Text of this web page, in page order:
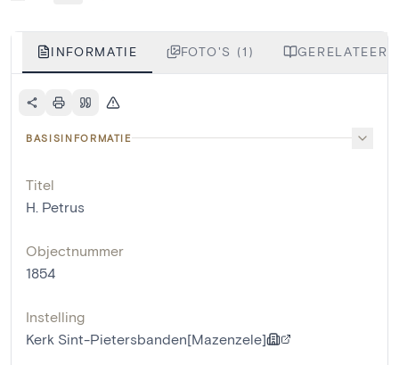
INFORMATIE FOTO'S (1)
BASISINFORMATIE
Titel
H. Petrus
Objectnummer
1854
Instelling
Kerk Sint-Pietersbanden[Mazenzele]